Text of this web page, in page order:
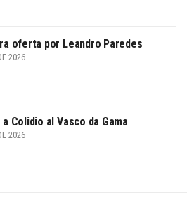
oferta por Leandro Paredes
2026
Colidio al Vasco da Gama
2026